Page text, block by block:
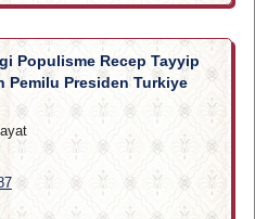
Populisme Recep Tayyip
Pemilu Presiden Turkiye